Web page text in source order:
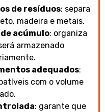
de resíduos: separa
madeira e metais.
acúmulo: organiza
armazenado
adequados:
com o volume
: garante que